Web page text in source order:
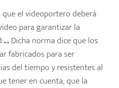
el videoportero deberá
para garantizar la
...Dicha norma dice que los
fabricados para ser
del tiempo y resistentes al
tener en cuenta, que la